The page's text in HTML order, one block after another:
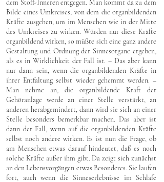
dem Stoff-Inneren entgegen. Man kommt da zu dem
Bilde eines Umkreises, von dem die organbildenden
Kräfte ausgehen, um im Menschen wie in der Mitte
des Umkreises zu wirken. Würden nur diese Kräfte
organbildend wirken, so müßte sich eine ganz andere
Gestaltung und Ordnung der Sinnesorgane ergeben,
als es in Wirklichkeit der Fall ist. – Das aber kann
nur dann sein, wenn die organbildenden Kräfte in
ihrer Entfaltung selbst wieder gehemmt werden. –
Man nehme an, die organbildende Kraft der
Gehöranlage werde an einer Stelle verstärkt, an
anderen herabgemindert, dann wird sie sich an einer
Stelle besonders bemerkbar machen. Das aber ist
dann der Fall, wenn auf die organbildenden Kräfte
selbst noch andere wirken. Es ist nun die Frage, ob
am Menschen etwas darauf hindeutet, daß es noch
solche Kräfte außer ihm gibt. Da zeigt sich zunächst
an den Lebensvorgängen etwas Besonderes. Sie laufen
fort, auch wenn die Sinneserlebnisse im Schlafe